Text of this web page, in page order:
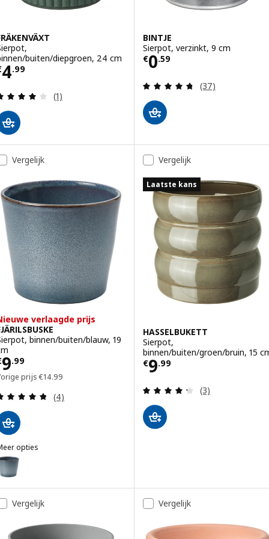
buiten/diepgroen, 24 cm
4.99 € 4.99
Beoordeling: 4 van 5 sterren. Totaal
(1)
BINTJE
Sierpot, verzinkt, 9 cm
€0.59
Prijs € 0.59
Beoordeling:
(37)
Vergelijk
verlaagde prijs
binnen/buiten/blauw, 19
9.99 € 9.99
prijs€14.99
Vorige prijs € 14.99
Beoordeling: 4.8 van 5 sterren. Totaal
(4)
opties
FJÄRILSBUSKE, Sierpot, binnen/buiten/blauw, 9 cm
FJÄRILSBUSKE, Sierpot, binnen/buiten/blauw, 12 cm
Vergelijk
Laatste kans
HASSELBUKETT
Sierpot,
binnen/buiten/groen/bruin, 15
€9.99
Prijs € 9.99
Beoordeling:
(3)
Vergelijk Vergelijk